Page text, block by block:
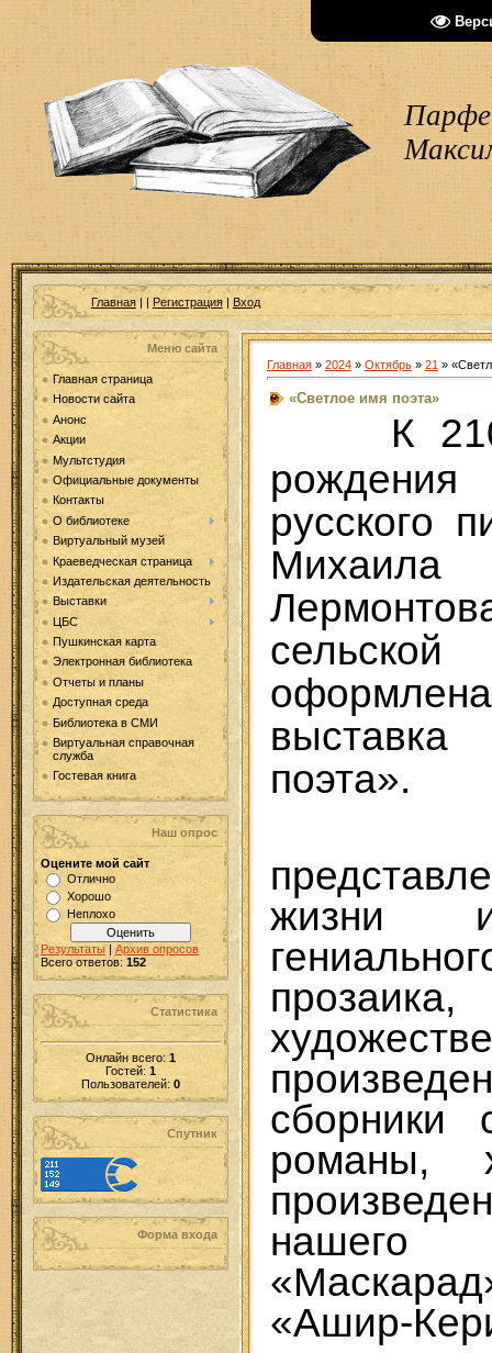
Главная| | Регистрация| Вход
Меню сайта
Главная страница
Новости сайта
Анонс
Акции
Мультстудия
Официальные документы
Контакты
О библиотеке
Виртуальный музей
Краеведческая страница
Издательская деятельность
Выставки
ЦБС
Пушкинская карта
Электронная библиотека
Отчеты и планы
Доступная среда
Библиотека в СМИ
Виртуальная справочная
служба
Гостевая книга
Наш опрос
Оцените мой сайт
Отлично
Хорошо
Неплохо
Результаты | Архив опросов
Всего ответов: 152
Статистика
Онлайн всего: 1
Гостей: 1
Пользователей: 0
Спутник
Форма входа
Главная» 2024 » Октябрь » 21 »
«Светлое имя поэта»
К
русского
поэта».
жизни и
сборники
романы,
«Ашир-